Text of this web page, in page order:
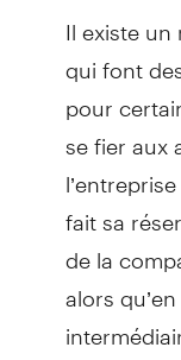
Il existe
qui font
pour
se fier aux
fait sa
de la
alors